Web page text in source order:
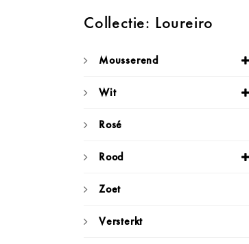
Collectie: Loureiro
Mousserend
Wit
Rosé
Rood
Zoet
Versterkt